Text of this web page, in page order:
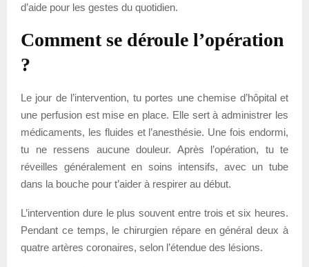
d’aide pour les gestes du quotidien.
Comment se déroule l’opération
?
Le jour de l’intervention, tu portes une chemise d’hôpital et
une perfusion est mise en place. Elle sert à administrer les
médicaments, les fluides et l’anesthésie. Une fois endormi,
tu ne ressens aucune douleur. Après l’opération, tu te
réveilles généralement en soins intensifs, avec un tube
dans la bouche pour t’aider à respirer au début.
L’intervention dure le plus souvent entre trois et six heures.
Pendant ce temps, le chirurgien répare en général deux à
quatre artères coronaires, selon l’étendue des lésions.